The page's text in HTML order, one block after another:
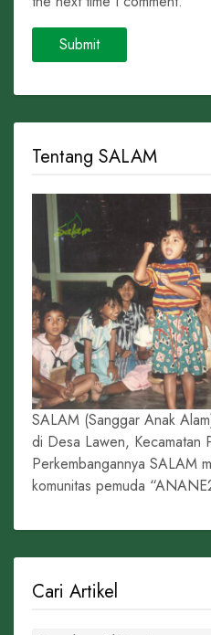
Tentang SALAM
SALAM (Sanggar Anak
di Desa Lawen, Kecamatan
Perkembangannya SALAM
komunitas pemuda
Cari Artikel